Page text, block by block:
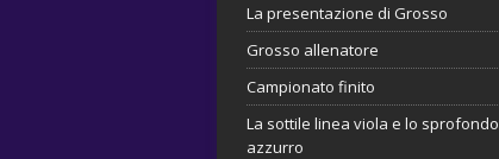
La presentazione di Grosso
Grosso allenatore
Campionato finito
La sottile linea viola e lo sprofondo
azzurro